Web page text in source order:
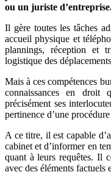
ou un juriste
Il gère toutes les tâches
accueil physique et
plannings, réception et
logistique des
Mais à ces compétences
connaissances en droit
précisément ses
pertinence d’une
A ce titre, il est capable
cabinet et d’informer en
quant à leurs requêtes. Il
avec des éléments factuels